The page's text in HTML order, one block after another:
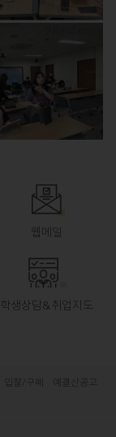
웹메일
학생상담&취업지도
입찰/구매
예결산공고